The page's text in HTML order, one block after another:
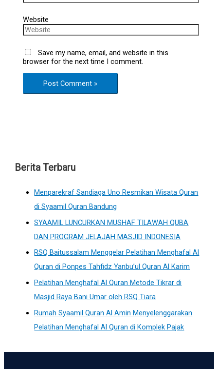
Website
Save my name, email, and website in this
browser for the next time I comment.
Berita Terbaru
Menparekraf Sandiaga Uno Resmikan Wisata Quran
di Syaamil Quran Bandung
SYAAMIL LUNCURKAN MUSHAF TILAWAH QUBA
DAN PROGRAM JELAJAH MASJID INDONESIA
RSQ Baitussalam Menggelar Pelatihan Menghafal Al
Quran di Ponpes Tahfidz Yanbu’ul Quran Al Karim
Pelatihan Menghafal Al Quran Metode Tikrar di
Masjid Raya Bani Umar oleh RSQ Tiara
Rumah Syaamil Quran Al Amin Menyelenggarakan
Pelatihan Menghafal Al Quran di Komplek Pajak